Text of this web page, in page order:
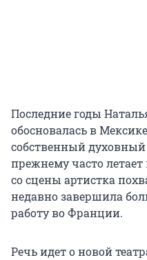
Последние годы
обосновалась в
собственный духовный
прежнему часто
со сцены артистка
недавно завершила
работу во Франции.
Речь идет о новой